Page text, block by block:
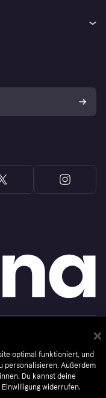
34 Stockholm. Organization
Klarna.com
optimal funktioniert, und
personalisieren. Außerdem
Du kannst deine
widerrufen.